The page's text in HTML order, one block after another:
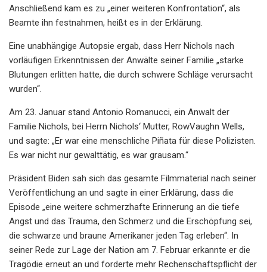
Anschließend kam es zu „einer weiteren Konfrontation“, als
Beamte ihn festnahmen, heißt es in der Erklärung.
Eine unabhängige Autopsie ergab, dass Herr Nichols nach
vorläufigen Erkenntnissen der Anwälte seiner Familie „starke
Blutungen erlitten hatte, die durch schwere Schläge verursacht
wurden“.
Am 23. Januar stand Antonio Romanucci, ein Anwalt der
Familie Nichols, bei Herrn Nichols‘ Mutter, RowVaughn Wells,
und sagte: „Er war eine menschliche Piñata für diese Polizisten.
Es war nicht nur gewalttätig, es war grausam.“
Präsident Biden sah sich das gesamte Filmmaterial nach seiner
Veröffentlichung an und sagte in einer Erklärung, dass die
Episode „eine weitere schmerzhafte Erinnerung an die tiefe
Angst und das Trauma, den Schmerz und die Erschöpfung sei,
die schwarze und braune Amerikaner jeden Tag erleben“. In
seiner Rede zur Lage der Nation am 7. Februar erkannte er die
Tragödie erneut an und forderte mehr Rechenschaftspflicht der